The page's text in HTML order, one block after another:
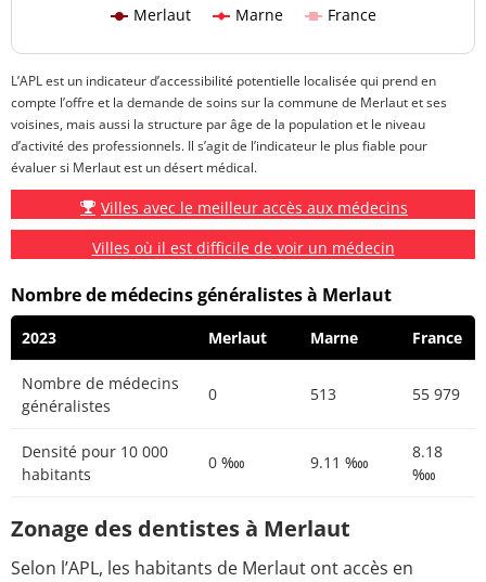
Merlaut Marne France
L’APL est un indicateur d’accessibilité potentielle localisée qui prend en
compte l’offre et la demande de soins sur la commune de Merlaut et ses
voisines, mais aussi la structure par âge de la population et le niveau
d’activité des professionnels. Il s’agit de l’indicateur le plus fiable pour
évaluer si Merlaut est un désert médical.
Villes avec le meilleur accès aux médecins
Villes où il est difficile de voir un médecin
Nombre de médecins généralistes à Merlaut
2023 Merlaut Marne France
Nombre de médecins
généralistes
0 513 55 979
Densité pour 10 000
habitants
0 ‱ 9.11 ‱
8.18
‱
Zonage des dentistes à Merlaut
Selon l’APL, les habitants de Merlaut ont accès en